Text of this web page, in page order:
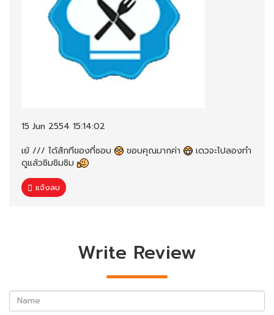
15 Jun 2554 15:14:02
เย้ /// ได้สักทีของที่ชอบ
ขอบคุณมากค่า
เดวจะไปลองทำ
ดูแล้วชิมชิมชิม
แจ้งลบ
Write Review
Name